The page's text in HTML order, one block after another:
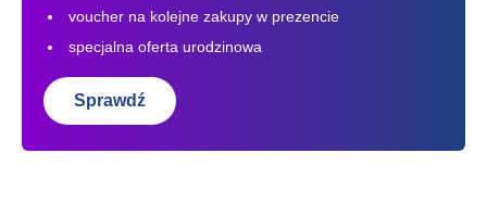
voucher na kolejne zakupy w prezencie
specjalna oferta urodzinowa
Sprawdź